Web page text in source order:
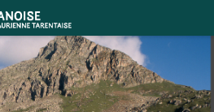
de l'Orgère par le Col de la Masse
- Karine MOUSSIEGT